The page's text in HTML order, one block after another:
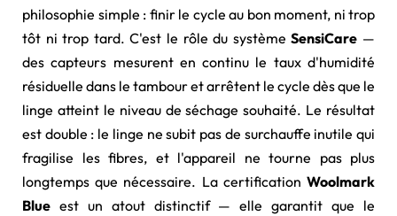
philosophie simple : finir le cycle au bon moment, ni trop
tôt ni trop tard. C'est le rôle du systèmeSensiCare —
des capteurs mesurent en continu le taux d'humidité
résiduelle dans le tambour et arrêtent le cycle dès que le
linge atteint le niveau de séchage souhaité. Le résultat
est double : le linge ne subit pas de surchauffe inutile qui
fragilise les fibres, et l'appareil ne tourne pas plus
longtemps que nécessaire. La certification Woolmark
Blue est un atout distinctif — elle garantit que le